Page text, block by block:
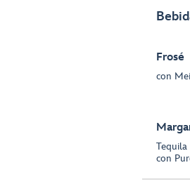
Frosé
con
Tequila
con